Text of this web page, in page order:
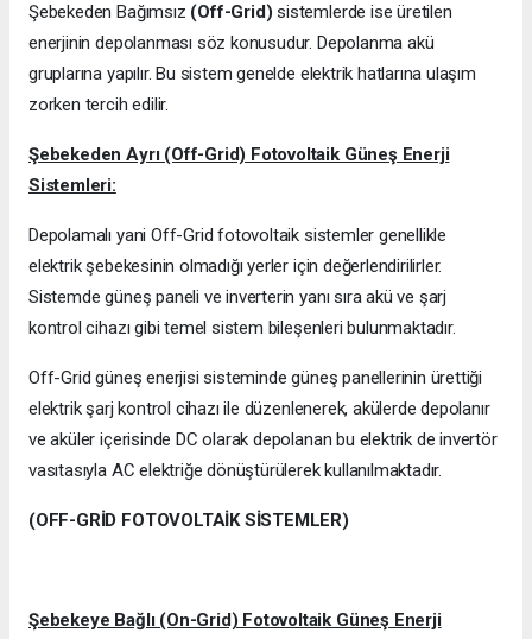
Şebekeden Bağımsız (Off-Grid) sistemlerde ise üretilen
enerjinin depolanması söz konusudur. Depolanma akü
gruplarına yapılır. Bu sistem genelde elektrik hatlarına ulaşım
zorken tercih edilir.
Şebekeden Ayrı (Off-Grid) Fotovoltaik Güneş Enerji
Sistemleri:
Depolamalı yani Off-Grid fotovoltaik sistemler genellikle
elektrik şebekesinin olmadığı yerler için değerlendirilirler.
Sistemde güneş paneli ve inverterin yanı sıra akü ve şarj
kontrol cihazı gibi temel sistem bileşenleri bulunmaktadır.
Off-Grid güneş enerjisi sisteminde güneş panellerinin ürettiği
elektrik şarj kontrol cihazı ile düzenlenerek, akülerde depolanır
ve aküler içerisinde DC olarak depolanan bu elektrik de invertör
vasıtasıyla AC elektriğe dönüştürülerek kullanılmaktadır.
(OFF-GRİD FOTOVOLTAİK SİSTEMLER)
Şebekeye Bağlı (On-Grid) Fotovoltaik Güneş Enerji